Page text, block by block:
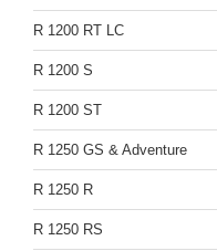
R 1200 RT LC
R 1200 S
R 1200 ST
R 1250 GS & Adventure
R 1250 R
R 1250 RS